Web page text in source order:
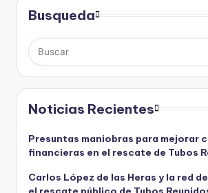
Busqueda
Noticias Recientes
Presuntas maniobras para mejorar
financieras en el rescate de Tubos
Carlos López de las Heras y la red